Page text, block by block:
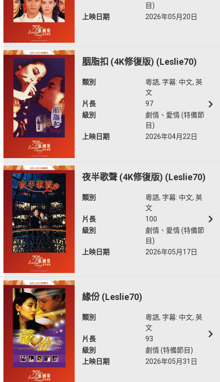
目)
上映日期
2026年05月20日
胭脂扣 (4K修復版) (Leslie70)
類別
粵語, 字幕: 中文, 英
文
片長
97
級別
劇情、愛情 (特備節
目)
上映日期
2026年04月22日
夜半歌聲 (4K修復版) (Leslie70)
類別
粵語, 字幕: 中文, 英
文
片長
100
級別
劇情、愛情 (特備節
目)
上映日期
2026年05月17日
緣份 (Leslie70)
類別
粵語, 字幕: 中文, 英
文
片長
93
級別
劇情 (特備節目)
上映日期
2026年05月31日